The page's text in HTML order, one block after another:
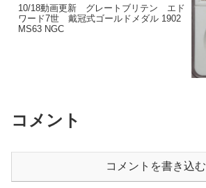
10/18動画更新 グレートブリテン エド
ワード7世 戴冠式ゴールドメダル 1902
MS63 NGC
コメント
コメントを書き込む